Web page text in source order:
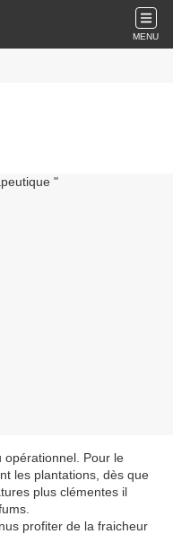
MENU
opérationnel. Pour le
les plantations, dès que
plus clémentes il
profiter de la fraicheur